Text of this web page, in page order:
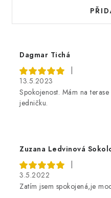
d
e
n
Dagmar Tichá
13.5.2023
Spokojenost. Mám na
jedničku.
Zuzana Ledvinová
3.5.2022
Zatím jsem spokojená,je